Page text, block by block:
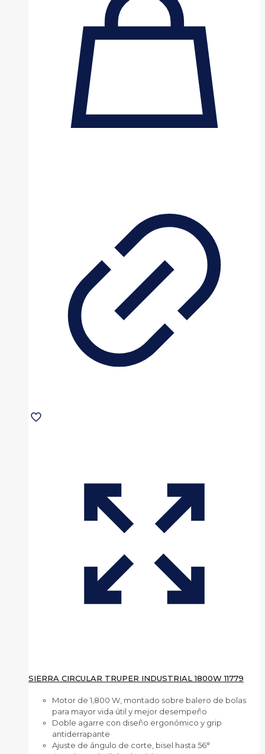
SIERRA CIRCULAR TRUPER INDUSTRIAL 1800W 11779
Motor de 1,800 W, montado sobre balero de bolas
para mayor vida útil y mejor desempeño
Doble agarre con diseño ergonómico y grip
antiderrapante
Ajuste de ángulo de corte, bisel hasta 56°